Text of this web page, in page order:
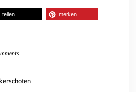
teilen merken